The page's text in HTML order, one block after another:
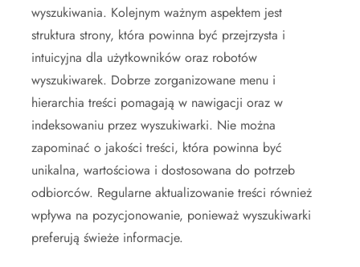
wyszukiwania. Kolejnym ważnym aspektem jest
struktura strony, która powinna być przejrzysta i
intuicyjna dla użytkowników oraz robotów
wyszukiwarek. Dobrze zorganizowane menu i
hierarchia treści pomagają w nawigacji oraz w
indeksowaniu przez wyszukiwarki. Nie można
zapominać o jakości treści, która powinna być
unikalna, wartościowa i dostosowana do potrzeb
odbiorców. Regularne aktualizowanie treści również
wpływa na pozycjonowanie, ponieważ wyszukiwarki
preferują świeże informacje.